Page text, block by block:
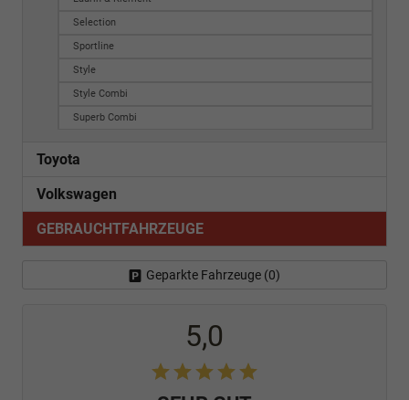
Selection
Sportline
Style
Style Combi
Superb Combi
Toyota
Volkswagen
GEBRAUCHTFAHRZEUGE
Geparkte Fahrzeuge (0)
5,0